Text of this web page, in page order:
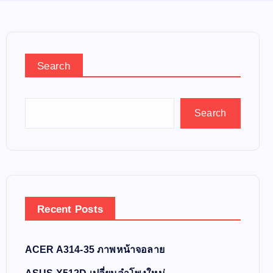
Search
Search
Recent Posts
ACER A314-35 ภาพหน้าจอลาย